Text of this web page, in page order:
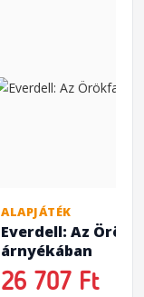
ALAPJÁTÉK
Everdell: Az
árnyékában
26 707 Ft